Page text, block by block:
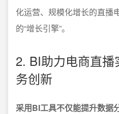
化运营、规模化增长的直播
的“增长引擎”。
2. BI助力电商直
务创新
采用BI工具不仅能提升数据